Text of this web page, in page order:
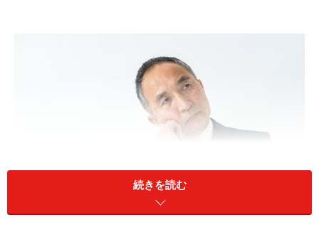
続きを読む